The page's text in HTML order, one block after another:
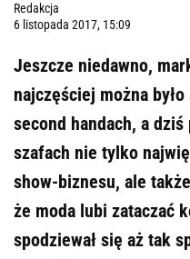
Redakcja
6 listopada 2017, 15:09
Jeszcze niedawno,
najczęściej można
second handach, a
szafach nie tylko
show-biznesu, ale
że moda lubi zataczać
spodziewał się aż tak